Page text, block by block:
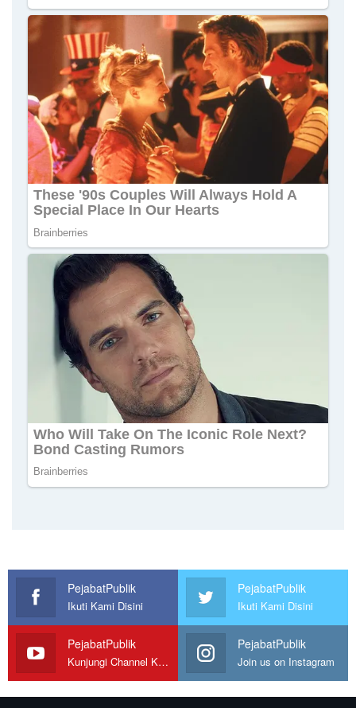
PejabatPublik
Ikuti Kami Disini
PejabatPublik
Ikuti Kami Disini
PejabatPublik
Kunjungi Channel Kami
PejabatPublik
Join us on Instagram